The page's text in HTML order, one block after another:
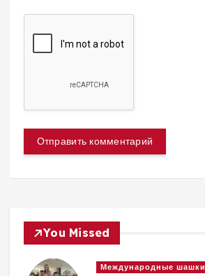
You Missed
Международные шашки